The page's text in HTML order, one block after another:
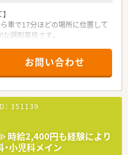
車で17分ほどの場所に位置して
調剤薬局です。
ております。
ート薬剤師が3名在籍しており、
務を行っております。
環境のため、仕事と家庭生活
の薬剤師が多数活躍中です。
富であり、日々の服薬指導で患
大切にしている方が在籍してお
お問い合わせ
351139
時給2,400円も経験により
小児科メイン